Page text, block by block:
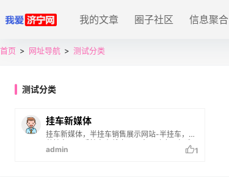
我的文章 圈子社区 信息聚合
首页 > 网址导航 > 测试分类
测试分类
挂车新媒体
挂车新媒体，半挂车销售展示网站-半挂车，特
种挂车，二手挂车在线交易平台。致力于打造
一流的半挂车专业秀场，发布半挂车、特种挂
admin 1